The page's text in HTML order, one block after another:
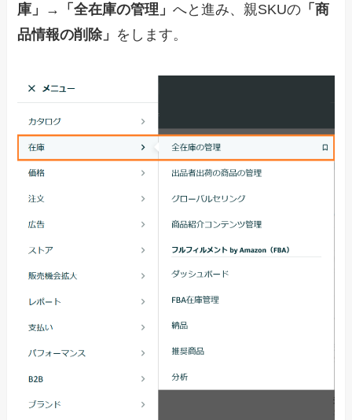
庫」
→ 「全在庫の管理」へと進み、親SKUの 「商
品情報の削除」 をします。